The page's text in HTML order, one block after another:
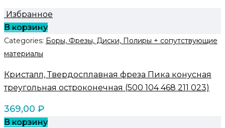
Избранное
В корзину
Categories: Боры, Фрезы, Диски, Полиры + сопутствующие
материалы
Кристалл, Твердосплавная фреза Пика конусная
треугольная остроконечная (500 104 468 211 023)
369,00 ₽
В корзину